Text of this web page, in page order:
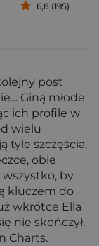
6,8 (195)
post
Giną młode
ich profile w
wielu
tyle szczęścia,
obie
wszystko, by
kluczem do
wkrótce Ella
nie skończył.
Charts.